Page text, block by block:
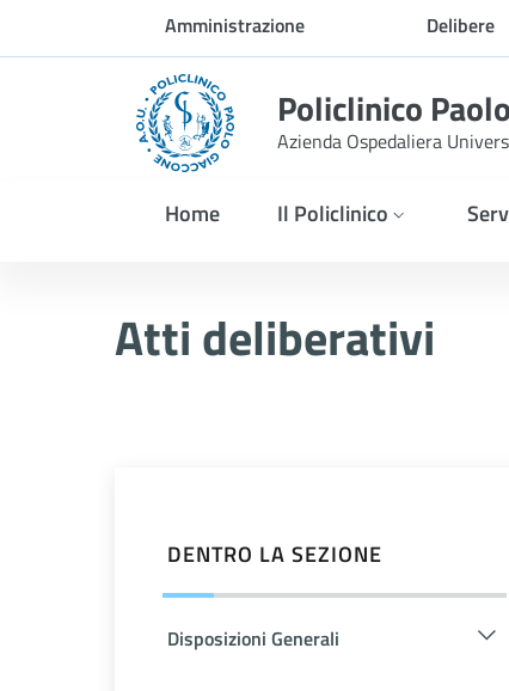
Skip to Main ContentAmministrazione
trasparente
Delibere
Policlinico
Azienda Ospedaliera
Home Il Policlinico
Atti deliberativi
DENTRO LA SEZIONE
Disposizioni Generali